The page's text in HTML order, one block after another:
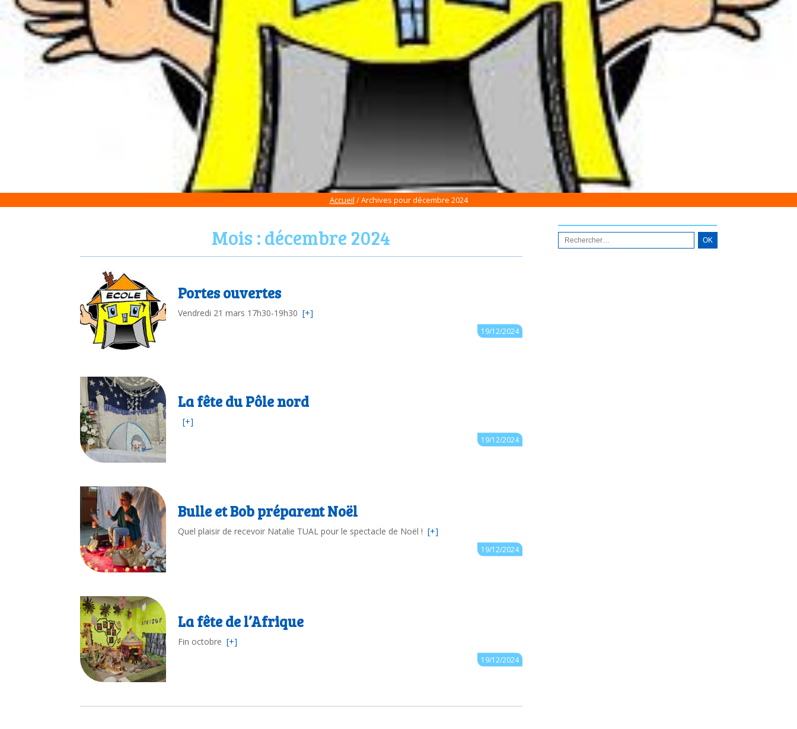
Accueil / Archives pour décembre 2024
Mois :décembre 2024
Portes ouvertes
Vendredi 21 mars 17h30-19h30 [+]
19/12/2024
La fête du Pôle nord
[+]
19/12/2024
Bulle et Bob préparent Noël
Quel plaisir de recevoir Natalie TUAL pour le spectacle de Noël ! [+]
19/12/2024
La fête de l’Afrique
Fin octobre [+]
19/12/2024